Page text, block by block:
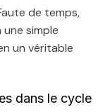
de temps,
simple
un véritable
dans le cycle